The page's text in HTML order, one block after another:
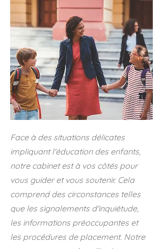
Face à des situations délicates
impliquant l'éducation des enfants,
notre cabinet est à vos côtés pour
vous guider et vous soutenir. Cela
comprend des circonstances telles
que les signalements d'inquiétude,
les informations préoccupantes et
les procédures de placement. Notre